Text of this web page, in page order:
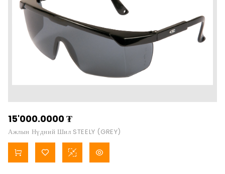
15'000.0000₮
Ажлын Нүдний Шил STEELY (GREY)